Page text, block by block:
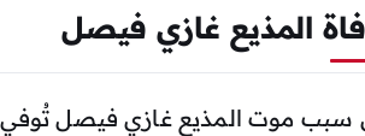
المذيع غازي فيصل